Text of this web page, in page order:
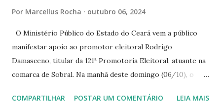
Por Marcellus Rocha outubro 06, 2024
O Ministério Público do Estado do Ceará vem a público
manifestar apoio ao promotor eleitoral Rodrigo
Damasceno, titular da 121ª Promotoria Eleitoral, atuante na
comarca de Sobral. Na manhã deste domingo (06/10), o
integrava um grupo de apoiadores de um candidato a
COMPARTILHAR POSTAR UM COMENTÁRIO LEIA MAIS